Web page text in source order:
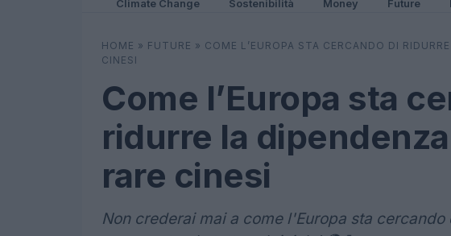
Climate Change Sostenibilità Money Future
HOME » FUTURE » COME L’EUROPA STA CERCANDO DI
CINESI
Come l’Europa sta
ridurre la
rare cinesi
Non crederai mai a come l'Europa sta